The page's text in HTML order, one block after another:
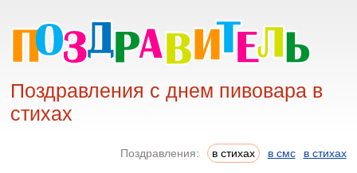
Поздравления с днем пивовара в
стихах
Поздравления: в стихах в смс в стихах